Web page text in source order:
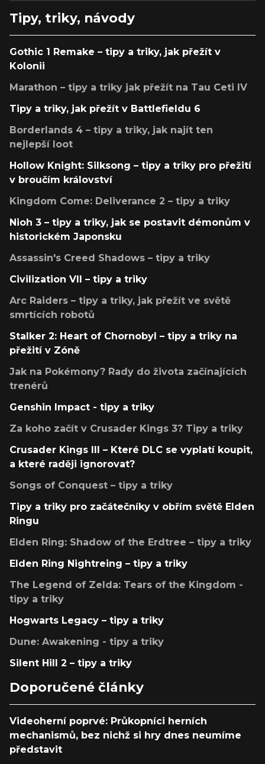
Tipy, triky, návody
Gothic 1 Remake – tipy a triky, jak přežít v
Kolonii
Marathon – tipy a triky jak přežít na Tau Ceti IV
Tipy a triky, jak přežít v Battlefieldu 6
Borderlands 4 – tipy a triky, jak najít ten
nejlepší loot
Hollow Knight: Silksong – tipy a triky pro přežití
v broučím království
Kingdom Come: Deliverance 2 – tipy a triky
Nioh 3 – tipy a triky, jak se postavit démonům v
historickém Japonsku
Assassin's Creed Shadows – tipy a triky
Civilization VII – tipy a triky
Arc Raiders – tipy a triky, jak přežít ve světě
smrtících robotů
Stalker 2: Heart of Chornobyl – tipy a triky na
přežití v Zóně
Jak na Pokémony? Rady do života začínajících
trenérů
Genshin Impact - tipy a triky
Za koho začít v Crusader Kings 3? Tipy a triky
Crusader Kings III – Které DLC se vyplatí koupit,
a které raději ignorovat?
Songs of Conquest – tipy a triky
Tipy a triky pro začátečníky v obřím světě Elden
Ringu
Elden Ring: Shadow of the Erdtree – tipy a triky
Elden Ring Nightreing – tipy a triky
The Legend of Zelda: Tears of the Kingdom -
tipy a triky
Hogwarts Legacy – tipy a triky
Dune: Awakening - tipy a triky
Silent Hill 2 – tipy a triky
Doporučené články
Videoherní poprvé: Průkopníci herních
mechanismů, bez nichž si hry dnes neumíme
představit